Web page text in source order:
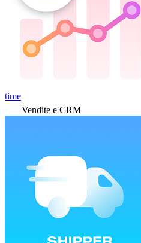
time
Vendite e CRM